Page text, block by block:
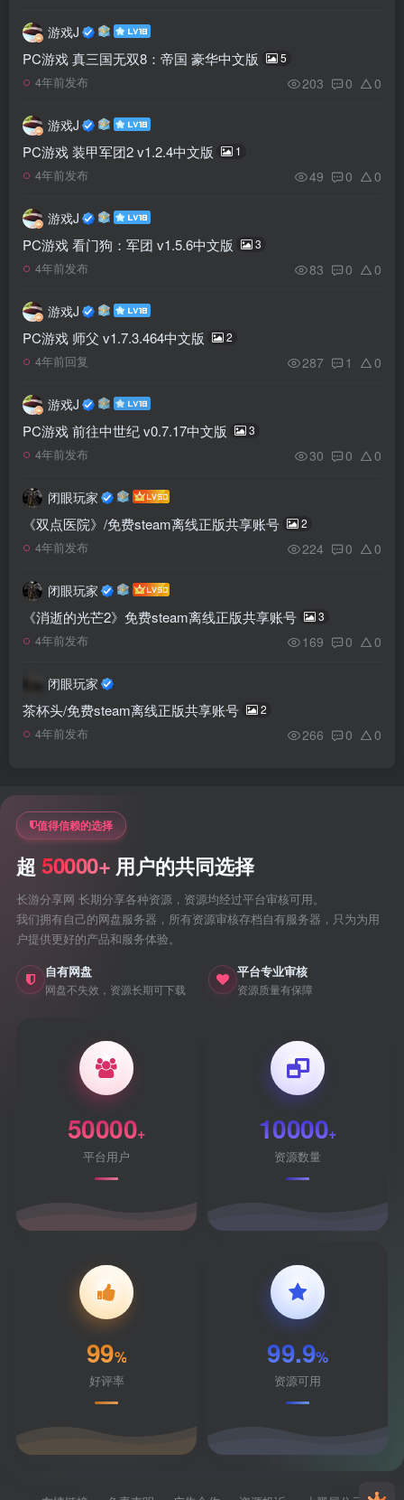
游戏J
PC游戏 真三国无双8：帝国 豪华中文版 5
4年前发布 203 0 0
游戏J
PC游戏 装甲军团2 v1.2.4中文版 1
4年前发布 49 0 0
游戏J
PC游戏 看门狗：军团 v1.5.6中文版 3
4年前发布 83 0 0
游戏J
PC游戏 师父 v1.7.3.464中文版 2
4年前回复 287 1 0
游戏J
PC游戏 前往中世纪 v0.7.17中文版 3
4年前发布 30 0 0
闭眼玩家
《双点医院》/免费steam离线正版共享账号 2
4年前发布 224 0 0
闭眼玩家
《消逝的光芒2》免费steam离线正版共享账号 3
4年前发布 169 0 0
闭眼玩家
茶杯头/免费steam离线正版共享账号 2
4年前发布 266 0 0
值得信赖的选择
超 50000+ 用户的共同选择
长游分享网 长期分享各种资源，资源均经过平台审核可用。
我们拥有自己的网盘服务器，所有资源审核存档自有服务器，只为为用
户提供更好的产品和服务体验。
自有网盘
网盘不失效，资源长期可下载
平台专业审核
资源质量有保障
50000+
平台用户
10000+
资源数量
99%
好评率
99.9%
资源可用